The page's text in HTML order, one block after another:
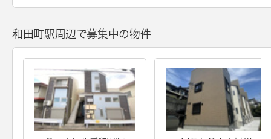
和田町駅周辺で募集中の物件